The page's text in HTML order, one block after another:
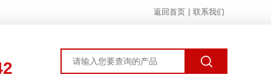
返回首页 联系我们